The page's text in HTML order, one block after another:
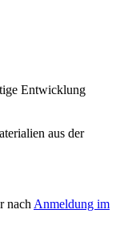
Entwicklung
aus der
nach Anmeldung im